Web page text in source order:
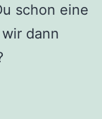
schon eine
dann